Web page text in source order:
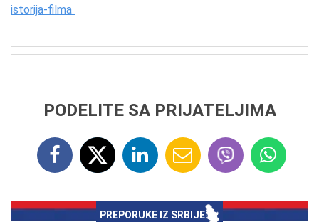
istorija-filma
PODELITE SA PRIJATELJIMA
PREPORUKE IZ SRBIJE